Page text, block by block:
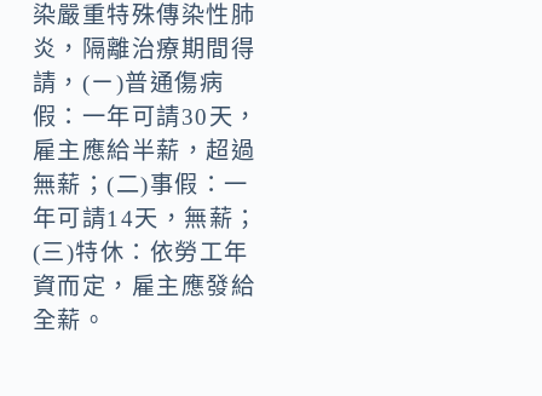
染嚴重特殊傳染性肺
炎，隔離治療期間得
請，(ㄧ)普通傷病
假：一年可請30天，
雇主應給半薪，超過
無薪；(二)事假：一
年可請14天，無薪；
(三)特休：依勞工年
資而定，雇主應發給
全薪。